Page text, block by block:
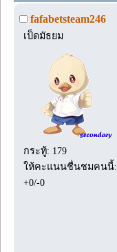
fafabetsteam246
เป็ดมัธยม
กระทู้: 179
ให้คะแนนชื่นชมคนนี้:
+0/-0